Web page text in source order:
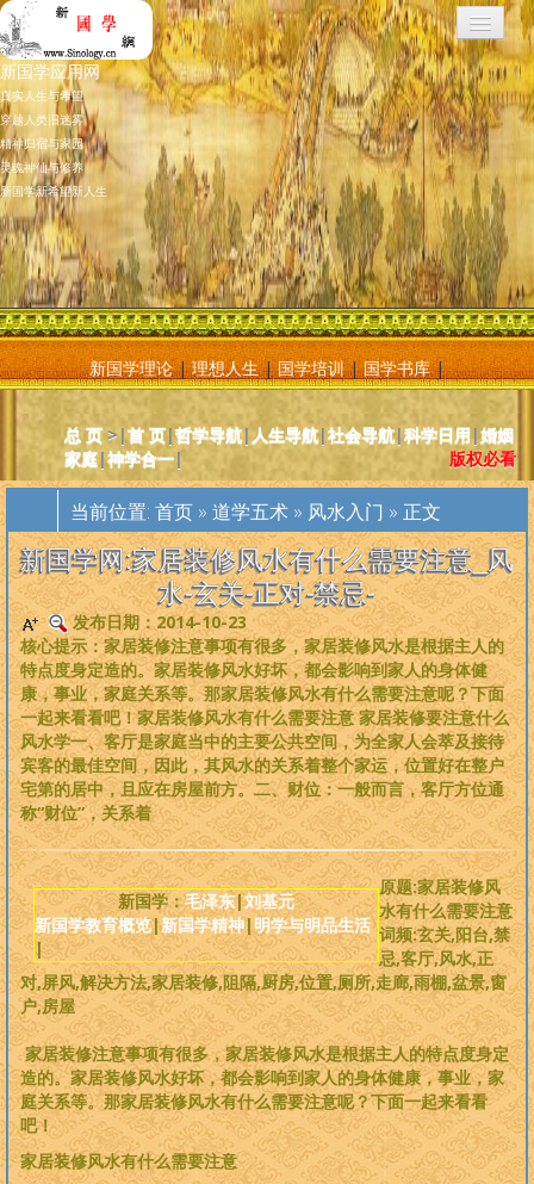
新国学应用网
真实人生与希望
穿越人类旧迷雾
精神归宿与家园
灵魂神仙与修养
新国学新希望新人生
新国学理论|理想人生|国学培训|国学书库|
新国学应用网是将新国学理论付诸应用的地方，新国学理论及其核心
基元学十分庞大复杂，特别是社会学部分和自然科学部分对于大多数
人而言因基础知识不够而难以理解。新国学应用网则将复杂的原理和
逻辑，简化为相对易懂和利于人们日常使用的内容方法。主要分为人
体人生、宗教、神灵、社会常识和科学常识。现在，新国学理论已经
是一个非常完备、深度范畴远超旧国学的系统性理论，来吧，每个人
都可以从中获益。
版权必读
刘基元
新国学理论
婴童教育
人性教育
居住教育
健身医学
基元学网
总 页 >|首 页|哲学导航| 人生导航|社会导航|科学日用 |婚姻
家庭|神学合一| 版权必看
当前位置: 首页 » 道学五术 » 风水入门 » 正文
新国学网:家居装修风水有什么需要注意_风
水-玄关-正对-禁忌-
发布日期：2014-10-23
核心提示：家居装修注意事项有很多，家居装修风水是根据主人的
特点度身定造的。家居装修风水好坏，都会影响到家人的身体健
康，事业，家庭关系等。那家居装修风水有什么需要注意呢？下面
一起来看看吧！家居装修风水有什么需要注意 家居装修要注意什么
风水学一、客厅是家庭当中的主要公共空间，为全家人会萃及接待
宾客的最佳空间，因此，其风水的关系着整个家运，位置好在整户
宅第的居中，且应在房屋前方。二、财位：一般而言，客厅方位通
称“财位”，关系着
新国学：毛泽东|刘基元
新国学教育概览|新国学精神|明学与明品生活
|
原题:家居装修风
水有什么需要注意
词频:玄关,阳台,禁
忌,客厅,风水,正
对,屏风,解决方法,家居装修,阻隔,厨房,位置,厕所,走廊,雨棚,盆景,窗
户,房屋
家居装修注意事项有很多，家居装修风水是根据主人的特点度身定
造的。家居装修风水好坏，都会影响到家人的身体健康，事业，家
庭关系等。那家居装修风水有什么需要注意呢？下面一起来看看
吧！
家居装修风水有什么需要注意